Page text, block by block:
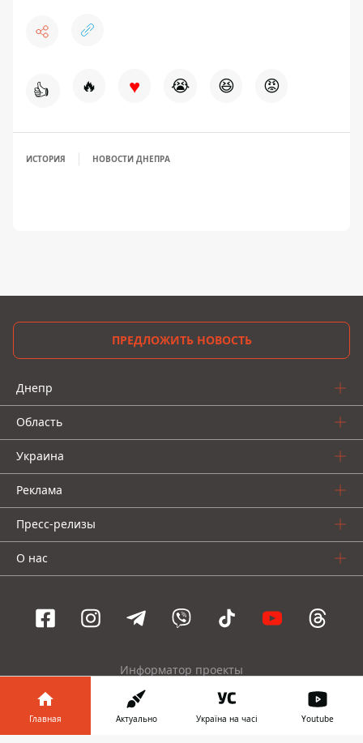
👍 🔥 ♥ 😭 😆 😡
ИСТОРИЯ НОВОСТИ ДНЕПРА
ПРЕДЛОЖИТЬ НОВОСТЬ
Днепр
Область
Украина
Реклама
Пресс-релизы
О нас
Информатор проекты
Информатор
Украина
Киев
Информатор
Главная Актуально Україна на часі Youtube